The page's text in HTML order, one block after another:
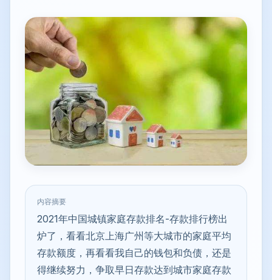
内容摘要
2021年中国城镇家庭存款排名-存款排行榜出
炉了，看看北京上海广州等大城市的家庭平均
存款额度，再看看我自己的钱包和负债，还是
得继续努力，争取早日存款达到城市家庭存款